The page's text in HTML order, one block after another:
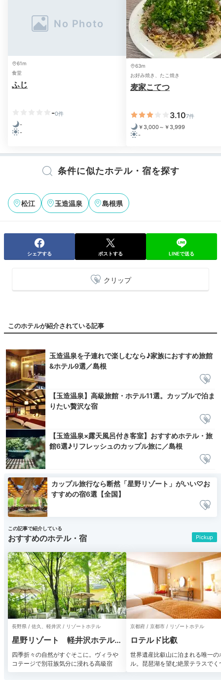
61m
食堂
ふじ
-0件
-
-
63m
お好み焼き、たこ焼き
麦家こてつ
3.107件
￥3,000～￥3,999
-
条件に似たホテル・宿を探す
松江 玉造温泉 島根県
シェアする ポストする LINEで送る
クリップ
このホテルが紹介されている記事
玉造温泉を子連れで楽しむなら♪家族におすすめ旅館
&ホテル9選／島根
【玉造温泉】高級旅館・ホテル11選。カップルで泊ま
りたい贅沢な宿
【玉造温泉×露天風呂付き客室】おすすめホテル・旅
館6選♪リフレッシュのカップル旅に／島根
カップル旅行なら断然「星野リゾート」がいい♡お
すすめの宿6選【全国】
Pickup
この記事で紹介している
おすすめのホテル・宿
長野県 / 佐久、軽井沢 / リゾートホテル
星野リゾート 軽井沢ホテルブ
レストンコート
四季折々の自然がすぐそこに。ヴィラや
コテージで別荘族気分に浸れる高級宿
京都府 / 京都市 / リゾートホテル
ロテルド比叡
世界遺産比叡山に泊まれる唯一の
ル。琵琶湖を望む絶景テラスでく